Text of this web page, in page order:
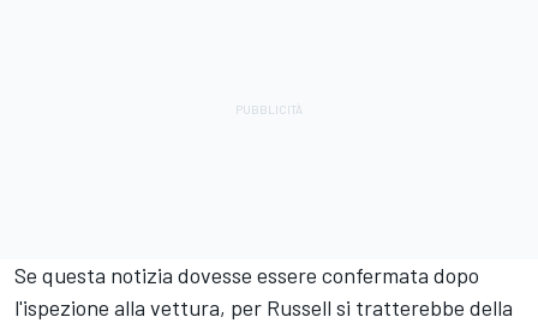
Se questa notizia dovesse essere confermata dopo
l'ispezione alla vettura, per Russell si tratterebbe della